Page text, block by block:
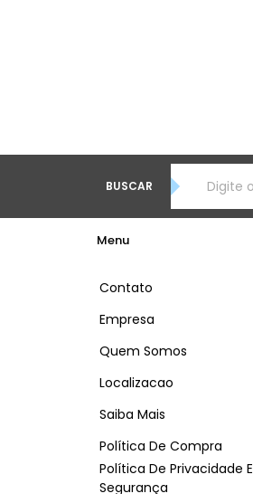
BUSCAR
Menu
Contato
Empresa
Quem Somos
Localizacao
Saiba Mais
Política De Compra
Política De Privacidade E
Segurança